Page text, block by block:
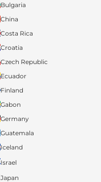
Bulgaria
China
Costa Rica
Croatia
Czech Republic
Ecuador
Finland
Gabon
Germany
Guatemala
Iceland
Israel
Japan